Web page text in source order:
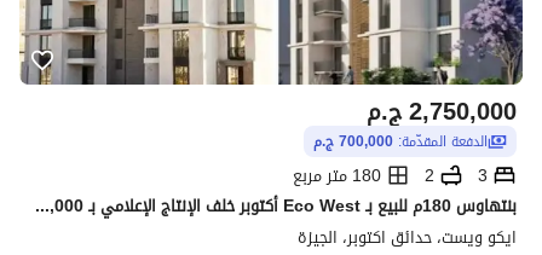
ج.م2,750,000
الدفعة المقدّمة: 700,000 ج.م
3
2
180 متر مربع
بنتهاوس 180م للبيع بـ Eco West أكتوبر خلف الإنتاج الإعلامي بـ 2,750,000 ج بمقدم 700 ألف وقسط 5 سنين فيو O West واستلام سنة
ايكو ويست، حدائق اكتوبر، الجيزة